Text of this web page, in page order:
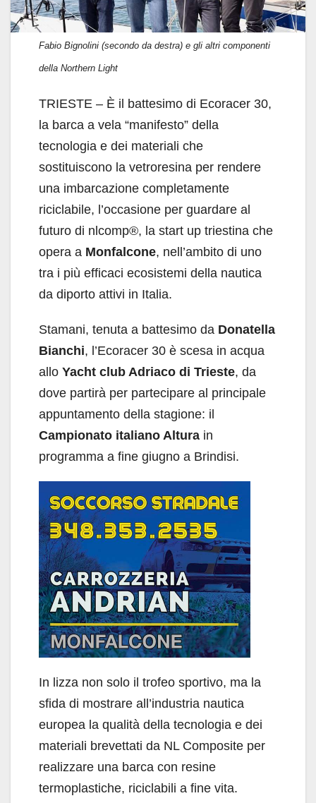
Fabio Bignolini (secondo da destra) e gli altri componenti
della Northern Light
TRIESTE – È il battesimo di Ecoracer 30,
la barca a vela “manifesto” della
tecnologia e dei materiali che
sostituiscono la vetroresina per rendere
una imbarcazione completamente
riciclabile, l’occasione per guardare al
futuro di nlcomp®, la start up triestina che
opera a Monfalcone, nell’ambito di uno
tra i più efficaci ecosistemi della nautica
da diporto attivi in Italia.
Stamani, tenuta a battesimo da Donatella
Bianchi, l’Ecoracer 30 è scesa in acqua
allo Yacht club Adriaco di Trieste, da
dove partirà per partecipare al principale
appuntamento della stagione: il
Campionato italiano Altura in
programma a fine giugno a Brindisi.
In lizza non solo il trofeo sportivo, ma la
sfida di mostrare all’industria nautica
europea la qualità della tecnologia e dei
materiali brevettati da NL Composite per
realizzare una barca con resine
termoplastiche, riciclabili a fine vita.